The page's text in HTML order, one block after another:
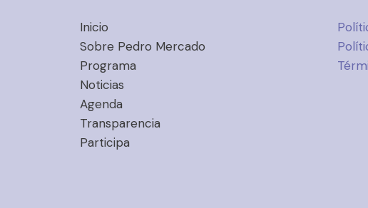
Inicio
Sobre Pedro Mercado
Programa
Noticias
Agenda
Transparencia
Participa